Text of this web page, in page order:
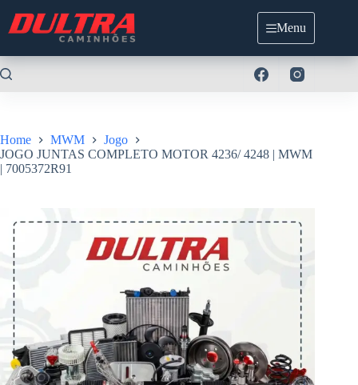
para
Menu
Home MWM
Jogo
JOGO JUNTAS COMPLETO MOTOR 4236/ 4248 | MWM
| 7005372R91